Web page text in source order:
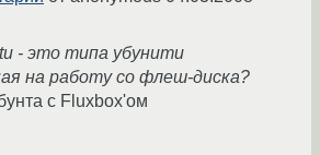
- это типа убунити
на работу со флеш-диска?
с Fluxbox'ом